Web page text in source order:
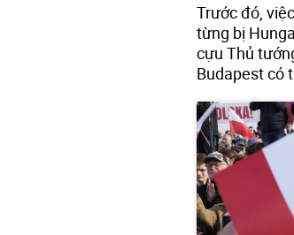
Trước đó,
từng bị
cựu Thủ
Budapest có